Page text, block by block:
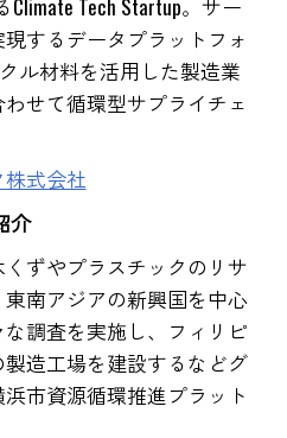
Tech Startup。サー
するデータプラットフォ
ル材料を活用した製造業
せて循環型サプライチェ
株式会社
介
ずやプラスチックのリサ
南アジアの新興国を中心
調査を実施し、フィリピ
造工場を建設するなどグ
市資源循環推進プラット